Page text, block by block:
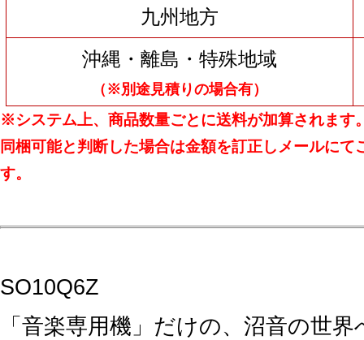
九州地方
沖縄・離島・特殊地域
（※別途見積りの場合有）
※システム上、商品数量ごとに送料が加算されます
同梱可能と判断した場合は金額を訂正しメールにて
す。
SO10Q6Z
「音楽専用機」だけの、沼音の世